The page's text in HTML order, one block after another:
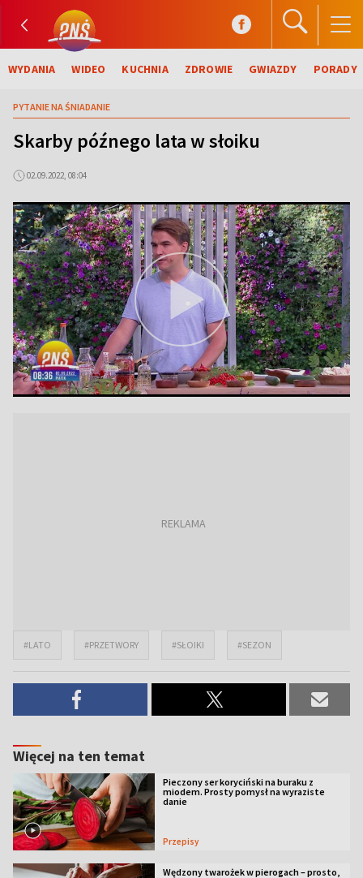
WYDANIA WIDEO KUCHNIA ZDROWIE GWIAZDY PORADY
PYTANIE NA ŚNIADANIE
Skarby późnego lata w słoiku
02.09.2022, 08:04
#LATO #PRZETWORY #SŁOIKI #SEZON
Więcej na ten temat
Pieczony ser koryciński na buraku z
miodem. Prosty pomysł na wyraziste
danie
Przepisy
Wędzony twarożek w pierogach – prosto,